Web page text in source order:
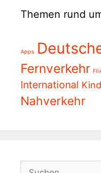
Themen rund
Apps
Fernverkehr
International
Nahverkehr